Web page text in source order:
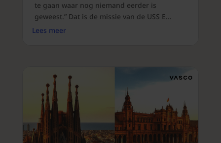
te gaan waar nog niemand eerder is
geweest.” Dat is de missie van de USS E...
Lees meer